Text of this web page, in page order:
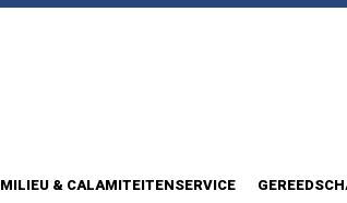
MILIEU & CALAMITEITENSERVICE